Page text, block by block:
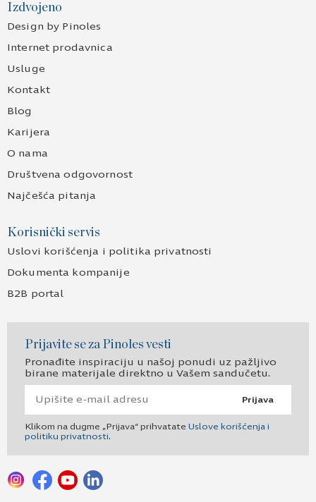
Izdvojeno
Design by Pinoles
Internet prodavnica
Usluge
Kontakt
Blog
Karijera
O nama
Društvena odgovornost
Najčešća pitanja
Korisnički servis
Uslovi korišćenja i politika privatnosti
Dokumenta kompanije
B2B portal
Prijavite se za Pinoles vesti
Pronađite inspiraciju u našoj ponudi uz pažljivo
birane materijale direktno u Vašem sandučetu.
Prijava
Klikom na dugme „Prijava“ prihvatate Uslove korišćenja i
politiku privatnosti.